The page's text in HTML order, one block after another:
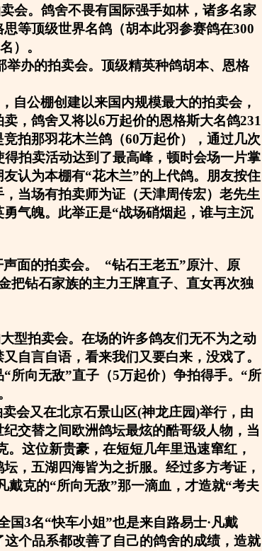
会。鸽舍不畏有国际强手如林，诸多名家
等顶级世界名鸽（胡本此羽参赛鸽在300
）。
举办的拍卖会。顶级精英种鸽胡本、恩格
自公棚创建以来国内规模最大的拍卖会，
，鸽舍又将以6万起价的恩格斯大名鸽231
拍那羽花木兰鸽（60万起价），通过几次
拍卖活动达到了最高峰，顿时会场一片掌
认为本棚有“花木兰”的上代鸽。朋友按住
当场有拍卖师为证（天津周传宏）老先生
气魄。此举正是“战场硝烟起，谁与主沉
面的拍卖会。 “钻石王老五”原汁、原
把钻石家族的主力王牌直子、直女再次独
型拍卖会。在场的许多鸽友们无不为之动
自言自语，看来我们又要白来，没戏了。
所向无敌”直子（5万起价）争拍得手。“所
会又在北京石景山区(神龙庄园)举行，由
交替之间欧洲鸽坛最炫的酷哥级人物，当
这位新贵豪，在短短几年里迅速窜红，
，五湖四海皆为之折服。经过多方考证，
戴克的“所向无敌”那一滴血，才造就“考夫
国3名“快车小姐”也是来自路易士·凡戴
个品系都改善了自己的鸽舍的成绩，造就